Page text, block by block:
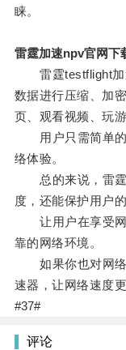
睐。
雷霆加速npv官网下
雷霆testflight加
数据进行压缩、加
页、观看视频、玩
用户只需简单的
络体验。
总的来说，雷霆
度，还能保护用户
让用户在享受网
靠的网络环境。
如果你也对网络
速器，让网络速度
#37#
评论